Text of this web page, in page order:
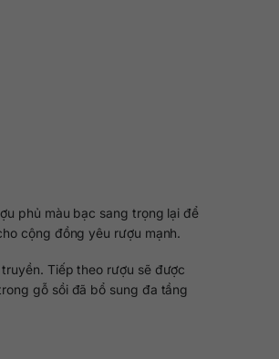
phủ màu bạc sang trọng lại để
cộng đồng yêu rượu mạnh.
Tiếp theo rượu sẽ được
gỗ sồi đã bổ sung đa tầng